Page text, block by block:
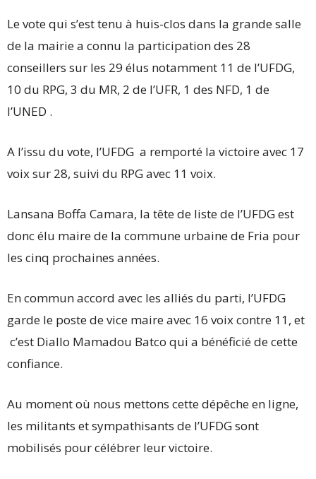
Le vote qui s’est tenu à huis-clos dans la grande salle
de la mairie a connu la participation des 28
conseillers sur les 29 élus notamment 11 de l’UFDG,
10 du RPG, 3 du MR, 2 de l’UFR, 1 des NFD, 1 de
l’UNED .
A l’issu du vote, l’UFDG a remporté la victoire avec 17
voix sur 28, suivi du RPG avec 11 voix.
Lansana Boffa Camara, la tête de liste de l’UFDG est
donc élu maire de la commune urbaine de Fria pour
les cinq prochaines années.
En commun accord avec les alliés du parti, l’UFDG
garde le poste de vice maire avec 16 voix contre 11, et
c’est Diallo Mamadou Batco qui a bénéficié de cette
confiance.
Au moment où nous mettons cette dépêche en ligne,
les militants et sympathisants de l’UFDG sont
mobilisés pour célébrer leur victoire.